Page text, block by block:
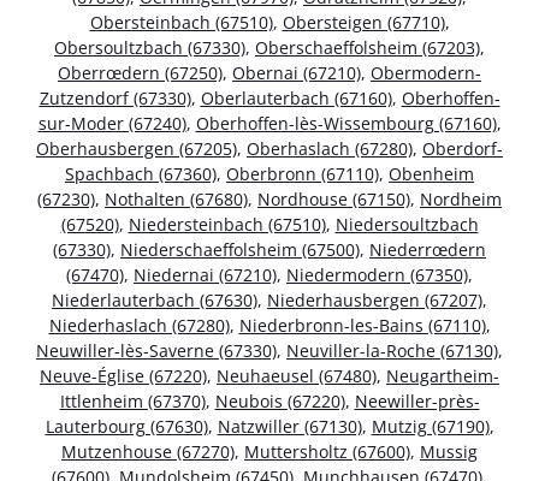
Obersteinbach (67510), Obersteigen (67710),
Obersoultzbach (67330), Oberschaeffolsheim (67203),
Oberrœdern (67250), Obernai (67210), Obermodern-
Zutzendorf (67330), Oberlauterbach (67160), Oberhoffen-
sur-Moder (67240), Oberhoffen-lès-Wissembourg (67160),
Oberhausbergen (67205), Oberhaslach (67280), Oberdorf-
Spachbach (67360), Oberbronn (67110), Obenheim
(67230), Nothalten (67680), Nordhouse (67150), Nordheim
(67520), Niedersteinbach (67510), Niedersoultzbach
(67330), Niederschaeffolsheim (67500), Niederrœdern
(67470), Niedernai (67210), Niedermodern (67350),
Niederlauterbach (67630), Niederhausbergen (67207),
Niederhaslach (67280), Niederbronn-les-Bains (67110),
Neuwiller-lès-Saverne (67330), Neuviller-la-Roche (67130),
Neuve-Église (67220), Neuhaeusel (67480), Neugartheim-
Ittlenheim (67370), Neubois (67220), Neewiller-près-
Lauterbourg (67630), Natzwiller (67130), Mutzig (67190),
Mutzenhouse (67270), Muttersholtz (67600), Mussig